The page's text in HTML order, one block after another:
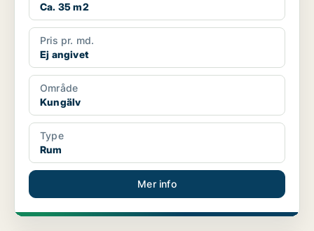
Ca. 35 m2
Pris pr. md.
Ej angivet
Område
Kungälv
Type
Rum
Mer info